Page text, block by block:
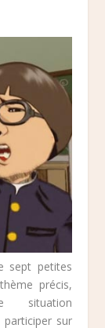
sept petites
précis,
situation
sur